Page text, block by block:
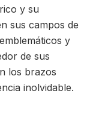
y su
sus campos de
y
de sus
los brazos
inolvidable.